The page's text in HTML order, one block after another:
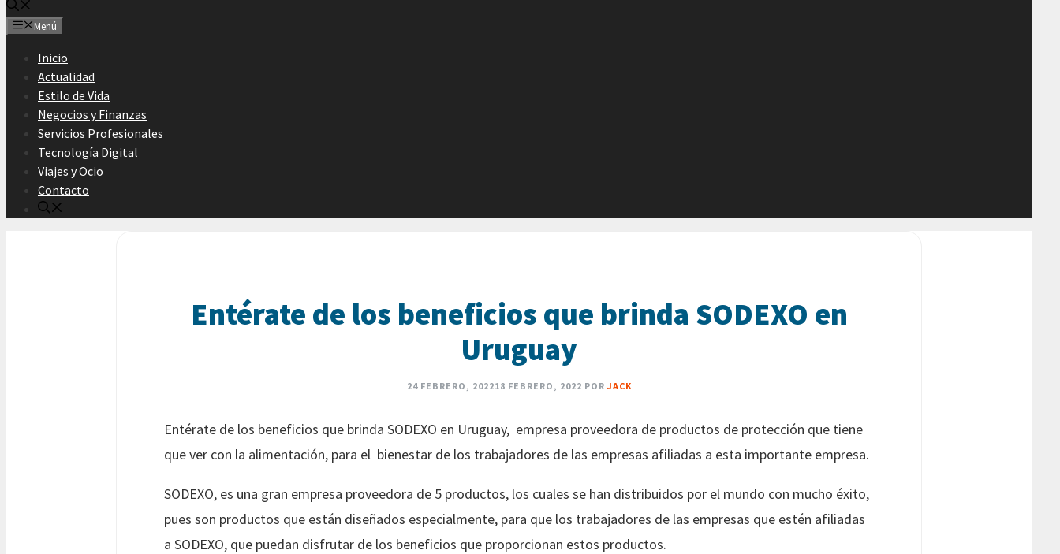
Menú
Inicio
Actualidad
Estilo de Vida
Negocios y Finanzas
Servicios Profesionales
Tecnología Digital
Viajes y Ocio
Contacto
Entérate de los beneficios que brinda SODEXO en
Uruguay
24 FEBRERO, 202218 FEBRERO, 2022 POR JACK
Entérate de los beneficios que brinda SODEXO en Uruguay, empresa proveedora de productos de protección que tiene
que ver con la alimentación, para el bienestar de los trabajadores de las empresas afiliadas a esta importante empresa.
SODEXO, es una gran empresa proveedora de 5 productos, los cuales se han distribuidos por el mundo con mucho éxito,
pues son productos que están diseñados especialmente, para que los trabajadores de las empresas que estén afiliadas
a SODEXO, que puedan disfrutar de los beneficios que proporcionan estos productos.